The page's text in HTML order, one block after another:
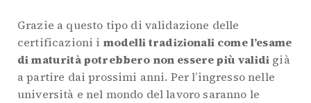
Grazie a questo tipo di validazione delle
certificazioni i modelli tradizionali come l’esame
di maturità potrebbero non essere più validi già
a partire dai prossimi anni. Per l’ingresso nelle
università e nel mondo del lavoro saranno le